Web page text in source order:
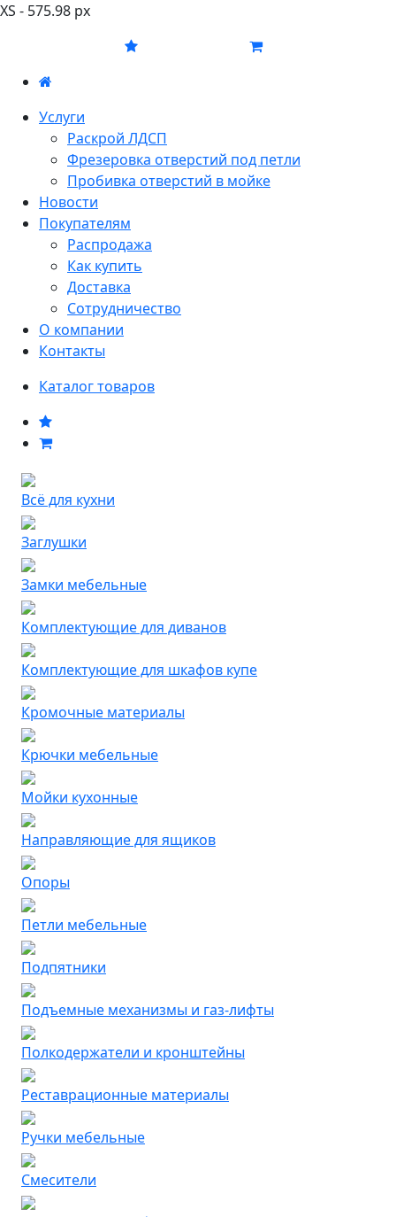
XS - 575.98 px
Услуги
Раскрой ЛДСП
Фрезеровка отверстий под петли
Пробивка отверстий в мойке
Новости
Покупателям
Распродажа
Как купить
Доставка
Сотрудничество
О компании
Контакты
Каталог товаров
Всё для кухни
Заглушки
Замки мебельные
Комплектующие для диванов
Комплектующие для шкафов купе
Кромочные материалы
Крючки мебельные
Мойки кухонные
Направляющие для ящиков
Опоры
Петли мебельные
Подпятники
Подъемные механизмы и газ-лифты
Полкодержатели и кронштейны
Реставрационные материалы
Ручки мебельные
Смесители